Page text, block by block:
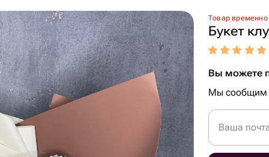
Товар временно
Букет
Вы можете
Мы сообщим
Ваша